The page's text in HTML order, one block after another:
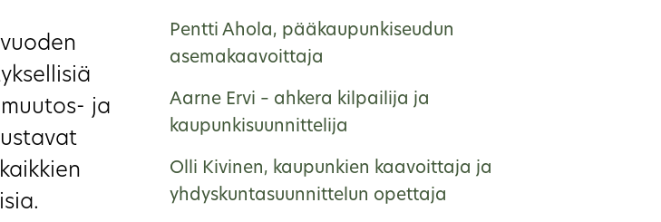
ja
Pentti Ahola, pääkaupunkiseudun
asemakaavoittaja
Aarne Ervi – ahkera kilpailija ja
kaupunkisuunnittelija
Olli Kivinen, kaupunkien kaavoittaja ja
yhdyskuntasuunnittelun opettaja